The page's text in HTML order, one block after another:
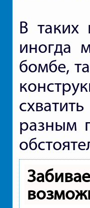
В таких
иногда
бомбе,
разным